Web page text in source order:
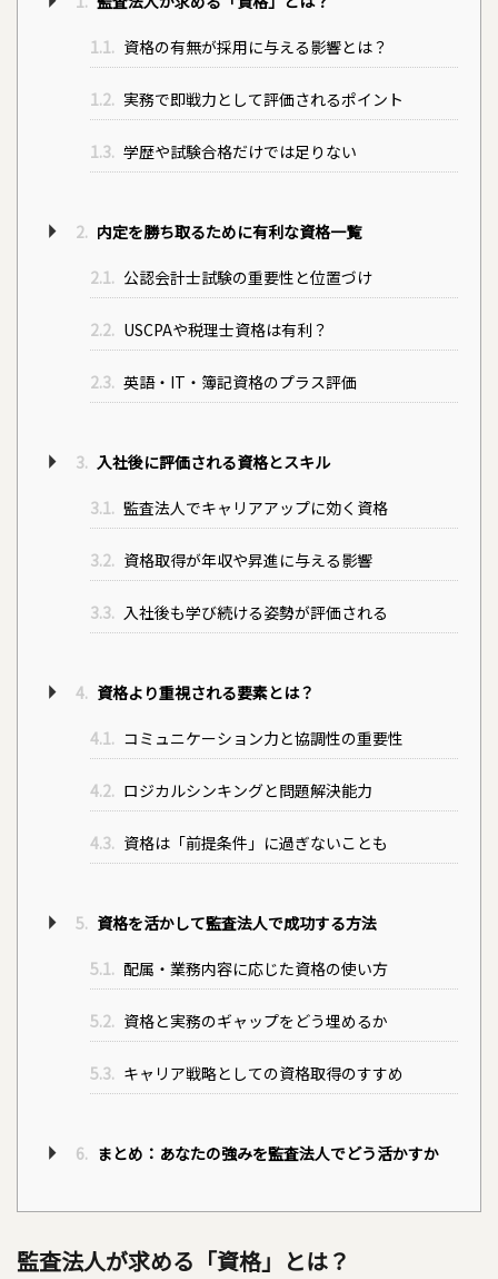
1.1. 資格の有無が採用に与える影響とは？
1.2. 実務で即戦力として評価されるポイント
1.3. 学歴や試験合格だけでは足りない
2. 内定を勝ち取るために有利な資格一覧
2.1. 公認会計士試験の重要性と位置づけ
2.2. USCPAや税理士資格は有利？
2.3. 英語・IT・簿記資格のプラス評価
3. 入社後に評価される資格とスキル
3.1. 監査法人でキャリアアップに効く資格
3.2. 資格取得が年収や昇進に与える影響
3.3. 入社後も学び続ける姿勢が評価される
4. 資格より重視される要素とは？
4.1. コミュニケーション力と協調性の重要性
4.2. ロジカルシンキングと問題解決能力
4.3. 資格は「前提条件」に過ぎないことも
5. 資格を活かして監査法人で成功する方法
5.1. 配属・業務内容に応じた資格の使い方
5.2. 資格と実務のギャップをどう埋めるか
5.3. キャリア戦略としての資格取得のすすめ
6. まとめ：あなたの強みを監査法人でどう活かすか
監査法人が求める「資格」とは？